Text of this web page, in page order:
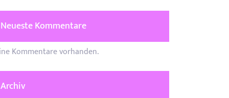
Neueste Kommentare
Kommentare vorhanden.
Archiv